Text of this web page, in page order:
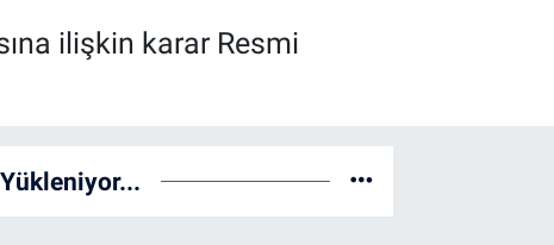
ilişkin karar Resmi
Yükleniyor...